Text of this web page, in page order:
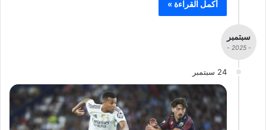
أكمل القراءة »
سبتمبر
- 2025 -
24 سبتمبر